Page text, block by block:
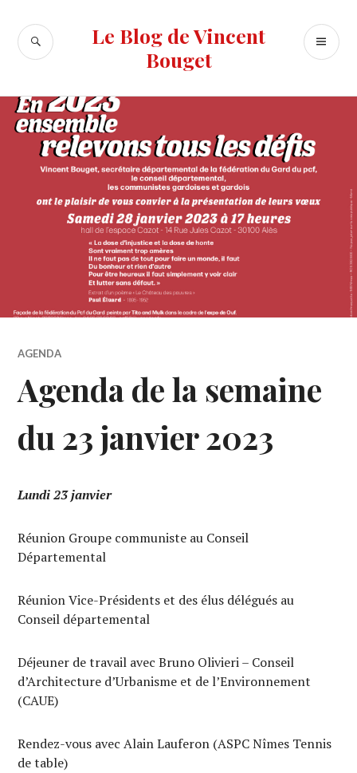
contenu
Le Blog de Vincent
Bouget
RECHERCHE
AGENDA
Agenda de la semaine
du 23 janvier 2023
Lundi 23 janvier
Réunion Groupe communiste au Conseil
Départemental
Réunion Vice-Présidents et des élus délégués au
Conseil départemental
Déjeuner de travail avec Bruno Olivieri – Conseil
d’Architecture d’Urbanisme et de l’Environnement
(CAUE)
Rendez-vous avec Alain Lauferon (ASPC Nîmes Tennis
de table)